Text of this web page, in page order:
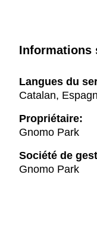
Informations
Langues du
Catalan,
Propriétaire:
Gnomo Park
Société de
Gnomo Park